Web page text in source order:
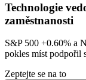
Technologie
zaměstnanosti
S&P 500 +0.60% a
pokles míst podpořil
Zeptejte se na to